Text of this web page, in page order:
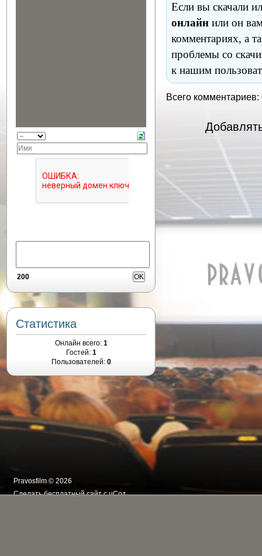
Если вы скачали
онлайн или он
комментариях, а
проблемы со
к нашим
Всего комментариев:
200
Статистика
Онлайн всего: 1
Гостей: 1
Пользователей: 0
Pravosfilm © 2026
Сделатьбесплатный сайтсuCoz